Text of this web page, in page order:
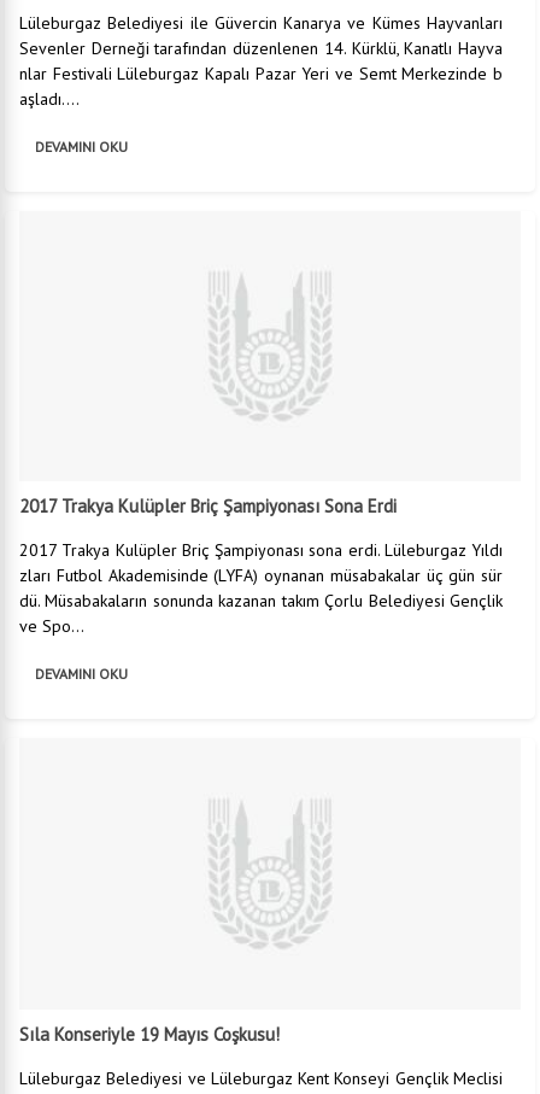
Lüleburgaz Belediyesi ile Güvercin Kanarya ve Kümes Hayvanları
Sevenler Derneği tarafından düzenlenen 14. Kürklü, Kanatlı Hayva
nlar Festivali Lüleburgaz Kapalı Pazar Yeri ve Semt Merkezinde b
aşladı....
DEVAMINI OKU
2017 Trakya Kulüpler Briç Şampiyonası Sona Erdi
2017 Trakya Kulüpler Briç Şampiyonası sona erdi. Lüleburgaz Yıldı
zları Futbol Akademisinde (LYFA) oynanan müsabakalar üç gün sür
dü. Müsabakaların sonunda kazanan takım Çorlu Belediyesi Gençlik
ve Spo...
DEVAMINI OKU
Sıla Konseriyle 19 Mayıs Coşkusu!
Lüleburgaz Belediyesi ve Lüleburgaz Kent Konseyi Gençlik Meclisi